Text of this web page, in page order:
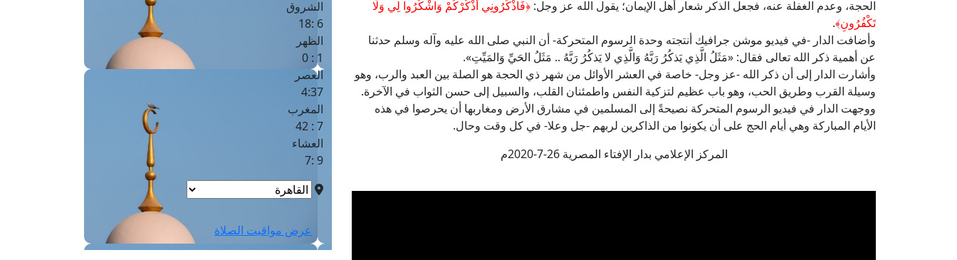
الحجة، وعدم الغفلة عنه، فجعل الذكر شعار أهل الإيمان؛ يقول الله عز وجل: ﴿فَاذْكُرُونِي أَذْكُرْكُمْ وَاشْكُرُوا لِي وَلَا
تَكْفُرُونِ﴾.
وأضافت الدار -في فيديو موشن جرافيك أنتجته وحدة الرسوم المتحركة- أن النبي صلى الله عليه وآله وسلم حدثنا
عن أهمية ذكر الله تعالى فقال: «مَثَلُ الَّذِي يَذكُرُ رَبَّهُ وَالَّذِي لا يَذكُرُ رَبَّهُ .. مَثَلُ الحَيِّ وَالمَيِّتِ».
وأشارت الدار إلى أن ذكر الله -عز وجل- خاصة في العشر الأوائل من شهر ذي الحجة هو الصلة بين العبد والرب، وهو
وسيلة القرب وطريق الحب، وهو باب عظيم لتزكية النفس واطمئنان القلب، والسبيل إلى حسن الثواب في الآخرة.
ووجهت الدار في فيديو الرسوم المتحركة نصيحةً إلى المسلمين في مشارق الأرض ومغاربها أن يحرصوا في هذه
الأيام المباركة وهي أيام الحج على أن يكونوا من الذاكرين لربهم -جل وعلا- في كل وقت وحال.
المركز الإعلامي بدار الإفتاء المصرية 26-7-2020م
الشروق
6 :18
الظهر
1 : 0
العصر
4:37
المغرب
7 : 42
العشاء
9 :7
عرض مواقيت الصلاة